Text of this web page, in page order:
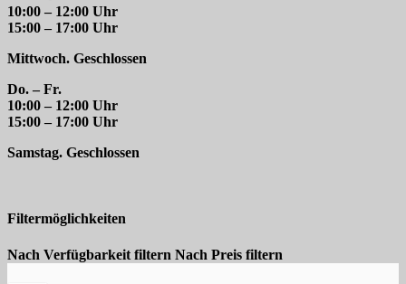
10:00 – 12:00 Uhr
15:00 – 17:00 Uhr
Mittwoch. Geschlossen
Do. – Fr.
10:00 – 12:00 Uhr
15:00 – 17:00 Uhr
Samstag. Geschlossen
Filtermöglichkeiten
Nach Verfügbarkeit filtern Nach Preis filtern